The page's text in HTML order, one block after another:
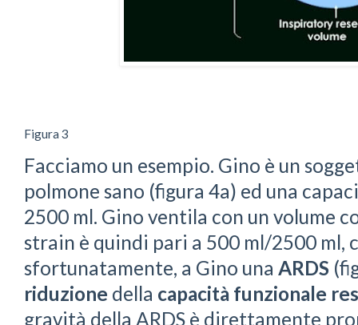
Figura 3
Facciamo un esempio. Gino è un
polmone sano (figura 4a) ed una
2500 ml. Gino ventila con un volume
strain è quindi pari a 500 ml/2500 ml,
sfortunatamente, a Gino una ARDS
riduzione della capacità funzionale
gravità della ARDS è direttamente